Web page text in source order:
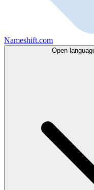
Nameshift.com
Open